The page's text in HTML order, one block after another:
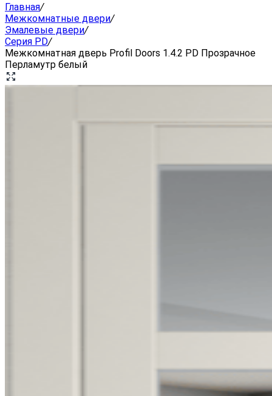
Главная/
Межкомнатные двери/
Эмалевые двери/
Серия PD/
Межкомнатная дверь Profil Doors 1.4.2 PD Прозрачное
Перламутр белый